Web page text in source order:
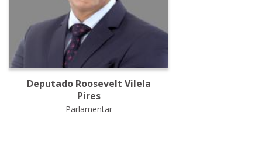
Deputado Roosevelt Vilela
Pires
Parlamentar